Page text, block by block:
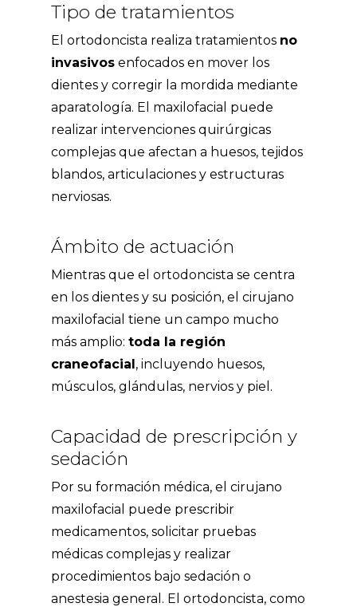
Tipo de tratamientos
El ortodoncista realiza tratamientos no
invasivos enfocados en mover los
dientes y corregir la mordida mediante
aparatología. El maxilofacial puede
realizar intervenciones quirúrgicas
complejas que afectan a huesos, tejidos
blandos, articulaciones y estructuras
nerviosas.
Ámbito de actuación
Mientras que el ortodoncista se centra
en los dientes y su posición, el cirujano
maxilofacial tiene un campo mucho
más amplio: toda la región
craneofacial, incluyendo huesos,
músculos, glándulas, nervios y piel.
Capacidad de prescripción y
sedación
Por su formación médica, el cirujano
maxilofacial puede prescribir
medicamentos, solicitar pruebas
médicas complejas y realizar
procedimientos bajo sedación o
anestesia general. El ortodoncista, como